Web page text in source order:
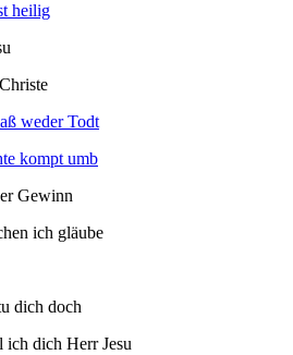
heilig
weder Todt
kompt umb
Gewinn
ich gläube
dich doch
ich dich Herr Jesu